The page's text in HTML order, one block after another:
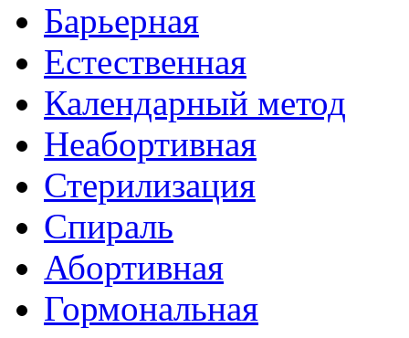
Барьерная
Естественная
Календарный метод
Неабортивная
Стерилизация
Спираль
Абортивная
Гормональная